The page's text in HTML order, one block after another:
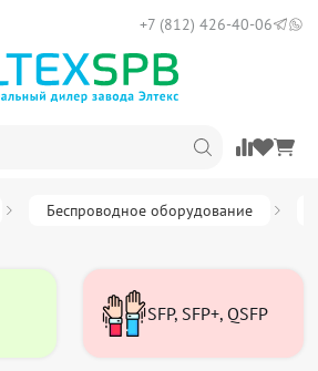
+7 (812) 426-40-06
Беспроводное оборудование
SFP, SFP+, QSFP